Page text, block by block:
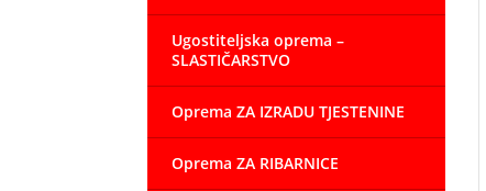
Ugostiteljska oprema –
SLASTIČARSTVO
Oprema ZA IZRADU TJESTENINE
Oprema ZA RIBARNICE